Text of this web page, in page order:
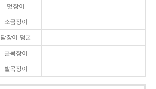
멋장이
소금장이
담장이-덩굴
골목장이
발목장이